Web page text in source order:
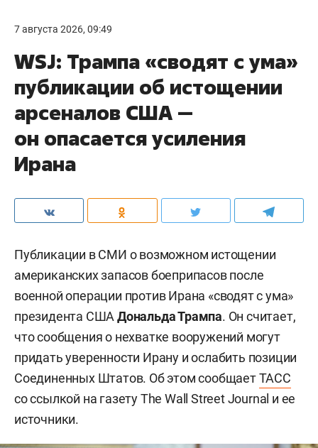
7 августа 2026, 09:49
WSJ: Трампа «сводят с ума»
публикации об истощении
арсеналов США —
он опасается усиления
Ирана
Публикации в СМИ о возможном истощении
американских запасов боеприпасов после
военной операции против Ирана «сводят с ума»
президента СШАДональда Трампа. Он считает,
что сообщения о нехватке вооружений могут
придать уверенности Ирану и ослабить позиции
Соединенных Штатов. Об этом сообщаетТАСС
со ссылкой на газету The Wall Street Journal и ее
источники.